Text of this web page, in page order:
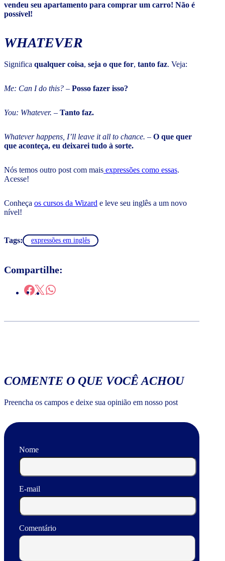
vendeu seu apartamento para comprar um carro! Não é
possível!
WHATEVER
Significa qualquer coisa, seja o que for, tanto faz. Veja:
Me: Can I do this? – Posso fazer isso?
You: Whatever. – Tanto faz.
Whatever happens, I’ll leave it all to chance. – O que quer
que aconteça, eu deixarei tudo à sorte.
Nós temos outro post com mais expressões como essas.
Acesse!
Conheça os cursos da Wizard e leve seu inglês a um novo
nível!
Tags: expressões em inglês
Compartilhe:
COMENTE O QUE VOCÊ ACHOU
Preencha os campos e deixe sua opinião em nosso post
Nome
E-mail
Comentário